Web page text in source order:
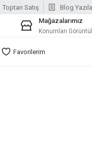
Toptan Satış Blog
Mağazalarımız
Konumları
Favorilerim